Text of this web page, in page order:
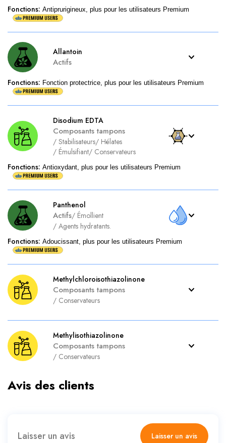
Fonctions: Antiprurigineux, plus pour les utilisateurs Premium
Allantoin
Actifs
Fonctions: Fonction protectrice, plus pour les utilisateurs Premium
Disodium EDTA
Composants tampons
/ Stabilisateurs/ Hélates
/ Émulsifiant/ Conservateurs
Fonctions: Antioxydant, plus pour les utilisateurs Premium
Panthenol
Actifs/ Émollient
/ Agents hydratants.
Fonctions: Adoucissant, plus pour les utilisateurs Premium
Methylchloroisothiazolinone
Composants tampons
/ Conservateurs
Methylisothiazolinone
Composants tampons
/ Conservateurs
Avis des clients
Laisser un avis Laisser un avis